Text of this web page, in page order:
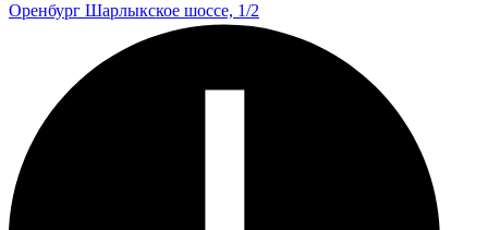
Оренбург Шарлыкское шоссе, 1/2